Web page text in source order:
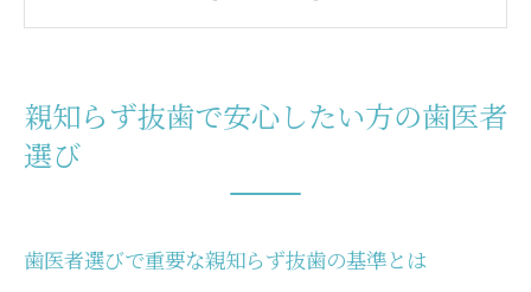
痛みへの配慮がある歯医者の見つけ方とは
大阪府池田市大東市で受ける親知らず抜歯の流
歯医者での親知らず抜歯前のカウンセリン
親知らず抜歯で安心したい方の歯医者
選び
歯医者選びで重要な親知らず抜歯の基準とは